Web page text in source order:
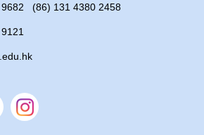
9682 (86) 131 4380 2458